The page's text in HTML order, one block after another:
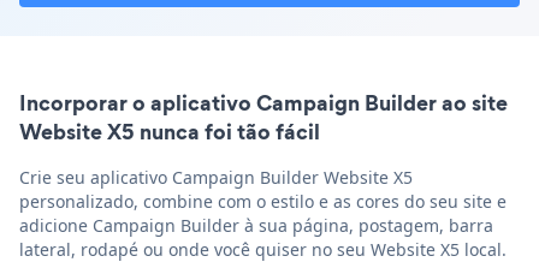
Incorporar o aplicativo Campaign Builder ao site
Website X5 nunca foi tão fácil
Crie seu aplicativo Campaign Builder Website X5
personalizado, combine com o estilo e as cores do seu site e
adicione Campaign Builder à sua página, postagem, barra
lateral, rodapé ou onde você quiser no seu Website X5 local.